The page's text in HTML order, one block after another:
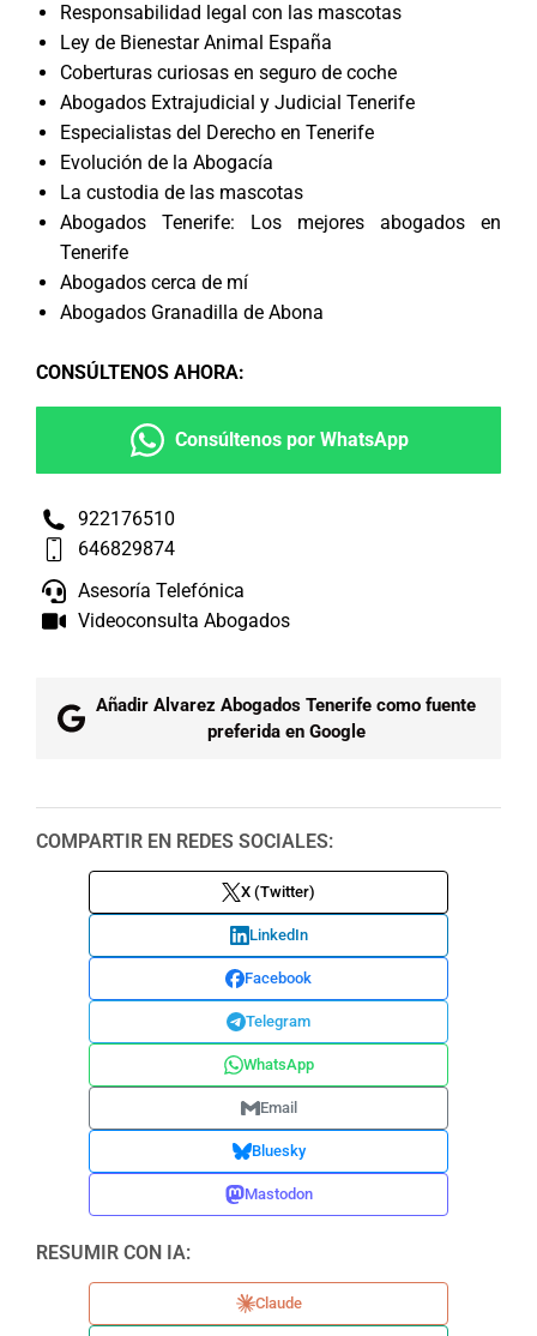
Responsabilidad legal con las mascotas
Ley de Bienestar Animal España
Coberturas curiosas en seguro de coche
Abogados Extrajudicial y Judicial Tenerife
Especialistas del Derecho en Tenerife
Evolución de la Abogacía
La custodia de las mascotas
Abogados Tenerife: Los mejores abogados en
Tenerife
Abogados cerca de mí
Abogados Granadilla de Abona
CONSÚLTENOS AHORA:
Consúltenos por WhatsApp
922176510
646829874
Asesoría Telefónica
Videoconsulta Abogados
Añadir Alvarez Abogados Tenerife como fuente
preferida en Google
COMPARTIR EN REDES SOCIALES:
X (Twitter)
LinkedIn
Facebook
Telegram
WhatsApp
Email
Bluesky
Mastodon
RESUMIR CON IA:
Claude